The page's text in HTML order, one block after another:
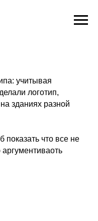
учитывая
логотип,
зданиях разной
показать что все не